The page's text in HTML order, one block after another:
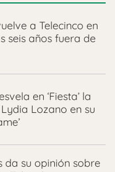
a Telecinco en
seis años fuera de
en ‘Fiesta’ la
Lozano en su
da su opinión sobre